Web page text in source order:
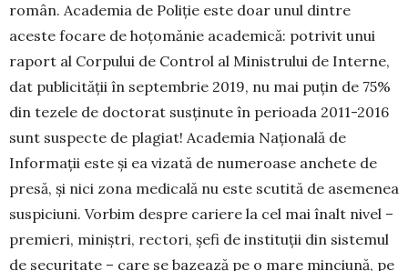
român. Academia de Poliție este doar unul dintre
aceste focare de hoțomănie academică: potrivit unui
raport al Corpului de Control al Ministrului de Interne,
dat publicității în septembrie 2019, nu mai puțin de 75%
din tezele de doctorat susținute în perioada 2011-2016
sunt suspecte de plagiat! Aca­de­mia Națională de
Informații este și ea vi­zată de numeroase anchete de
presă, și nici zona medicală nu este scutită de ase­menea
suspiciuni. Vorbim despre cariere la cel mai înalt nivel –
premieri, miniștri, rectori, șefi de instituții din sistemul
de securitate – care se bazează pe o mare min­­ciună, pe